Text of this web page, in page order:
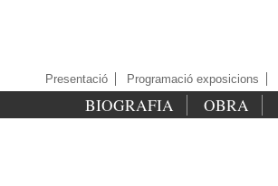
Presentació Programació exposicions
BIOGRAFIA OBRA